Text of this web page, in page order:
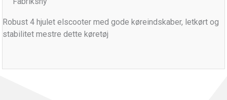
Robust 4 hjulet elscooter med gode køreindskaber, letkørt og
stabilitet mestre dette køretøj